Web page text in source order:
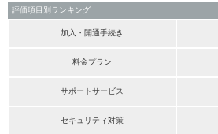
評価項目別ランキング
加入・開通手続き
料金プラン
サポートサービス
セキュリティ対策